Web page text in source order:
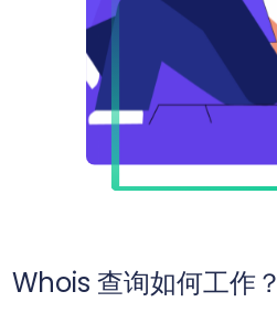
Whois 查询如何工作？